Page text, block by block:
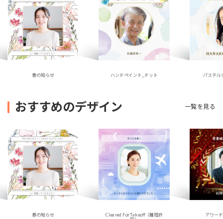
春の知らせ ハンドペイント_ドット パステル
おすすめのデザイン 一覧を見る
春の知らせ Cleared For Takeoff（離陸許 アワー